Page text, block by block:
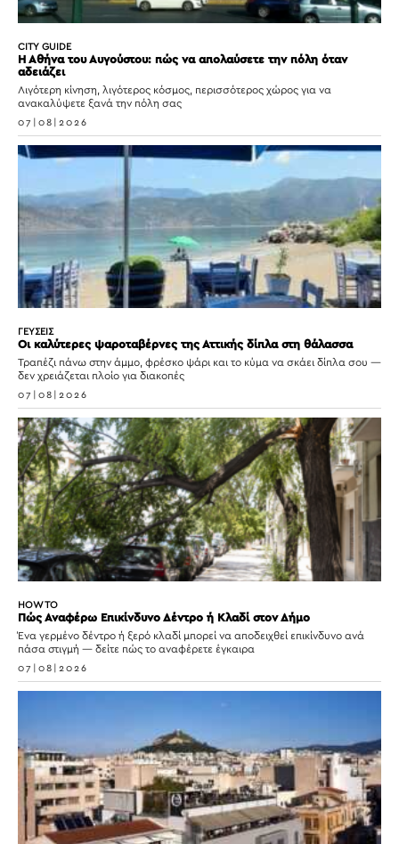
CITY GUIDE
Η Αθήνα του Αυγούστου: πώς να απολαύσετε την πόλη όταν
αδειάζει
Λιγότερη κίνηση, λιγότερος κόσμος, περισσότερος χώρος για να
ανακαλύψετε ξανά την πόλη σας
07|08|2026
ΓΕΥΣΕΙΣ
Οι καλύτερες ψαροταβέρνες της Αττικής δίπλα στη θάλασσα
Τραπέζι πάνω στην άμμο, φρέσκο ψάρι και το κύμα να σκάει δίπλα σου —
δεν χρειάζεται πλοίο για διακοπές
07|08|2026
HOW TO
Πώς Αναφέρω Επικίνδυνο Δέντρο ή Κλαδί στον Δήμο
Ένα γερμένο δέντρο ή ξερό κλαδί μπορεί να αποδειχθεί επικίνδυνο ανά
πάσα στιγμή — δείτε πώς το αναφέρετε έγκαιρα
07|08|2026